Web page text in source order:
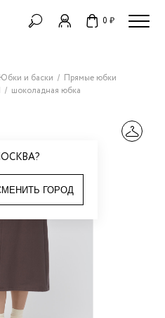
0 ₽
ГОРОД
Юбки и баски
Прямые юбки
шоколадная юбка